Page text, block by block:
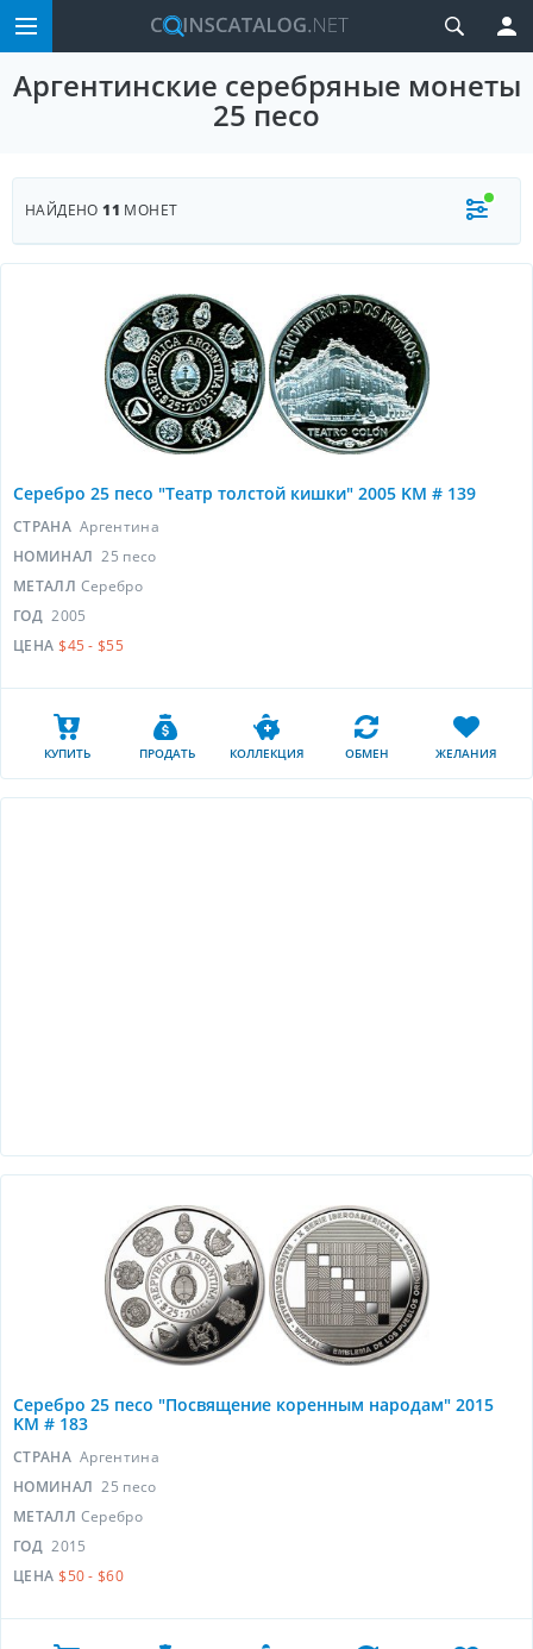
Аргентинские серебряные монеты
25 песо
НАЙДЕНО11 МОНЕТ
Серебро 25 песо "Театр толстой кишки" 2005 KM # 139
СТРАНА Аргентина
НОМИНАЛ 25 песо
МЕТАЛЛ Серебро
ГОД 2005
ЦЕНА $45 - $55
КУПИТЬ ПРОДАТЬ КОЛЛЕКЦИЯ ОБМЕН ЖЕЛАНИЯ
Серебро 25 песо "Посвящение коренным народам" 2015
KM # 183
СТРАНА Аргентина
НОМИНАЛ 25 песо
МЕТАЛЛ Серебро
ГОД 2015
ЦЕНА $50 - $60